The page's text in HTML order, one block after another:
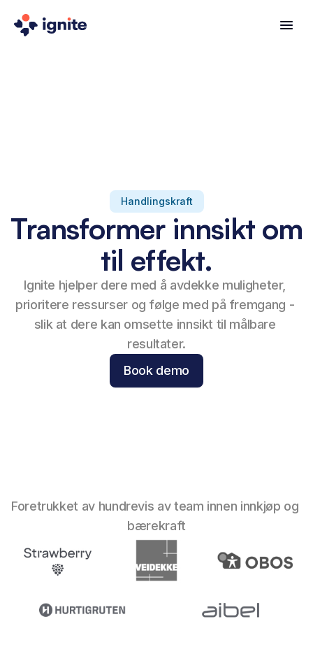
Handlingskraft
Transformer innsikt om
til effekt.
Ignite hjelper dere med å avdekke muligheter,
prioritere ressurser og følge med på fremgang -
slik at dere kan omsette innsikt til målbare
resultater.
Book demo
Foretrukket av hundrevis av team innen innkjøp og
bærekraft